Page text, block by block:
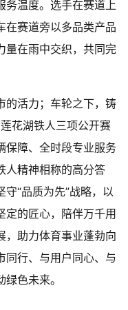
务温度。选手在赛道上
在赛道旁以多品类产品
量在雨中交织，共同完
的活力；车轮之下，铸
花湖铁人三项公开赛
保障、全时段专业服务
人精神相称的高分答
“品质为先”战略，以
定的匠心，陪伴万千用
，助力体育事业蓬勃向
同行、与用户同心、与
色未来。